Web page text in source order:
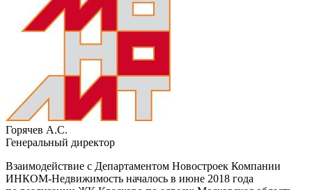
Горячев А.С.
Генеральный директор
Взаимодействие с Департаментом Новостроек Компании
ИНКОМ-Недвижимость началось в июне 2018 года